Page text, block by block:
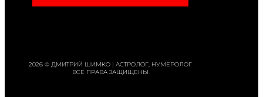
2026 © ДМИТРИЙ ШИМКО | АСТРОЛОГ, НУМЕРОЛОГ
ВСЕ ПРАВА ЗАЩИЩЕНЫ